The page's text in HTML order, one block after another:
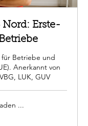
Erste-
für Betriebe und
Anerkannt von
LUK, GUV
...